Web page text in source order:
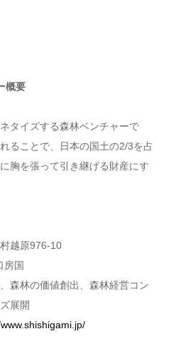
概要
タイズする森林ベンチャーで
ることで、⽇本の国⼟の2/3を占
胸を張って引き継げる財産にす
越原976-10
房国
森林の価値創出、森林経営コン
展開